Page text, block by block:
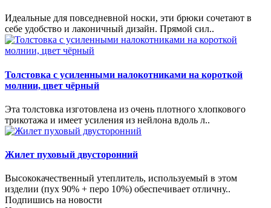
Идеальные для повседневной носки, эти брюки сочетают в
себе удобство и лаконичный дизайн. Прямой сил..
Толстовка с усиленными налокотниками на короткой
молнии, цвет чёрный
Эта толстовка изготовлена из очень плотного хлопкового
трикотажа и имеет усиления из нейлона вдоль л..
Жилет пуховый двусторонний
Высококачественный утеплитель, используемый в этом
изделии (пух 90% + перо 10%) обеспечивает отличну..
Подпишись на новости